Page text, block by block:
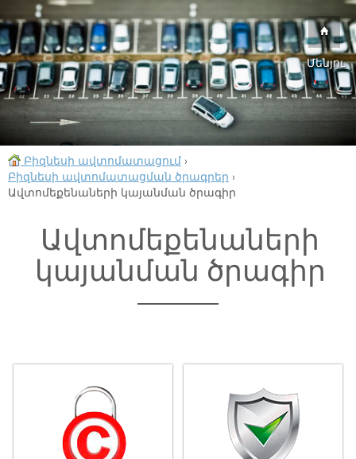
Մենյու
Բիզնեսի ավտոմատացում ›
Բիզնեսի ավտոմատացման ծրագրեր ›
Ավտոմեքենաների կայանման ծրագիր
Ավտոմեքենաների
կայանման ծրագիր